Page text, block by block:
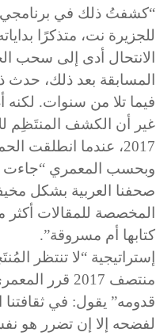
“كشفتُ ذلك في برنامجي
للجزيرة نت، متذكرًا
الانتحال أدى إلى سحب
المسابقة بعد ذلك،
فيما تلا من سنوات.
غير أن الكشف المنتَظِم
2017، عندما انطلقت الحملة في فيسبوك وتويتر.
وبحسب المعمري “جاءت
صحفنا العربية بشكل
المخصصة للمقالات أكثر
كتابها أم مسروقة”.
إستراتيجية “لا تنتظر
منتصف 2017
قدومه” يقول: في ثقافتنا
لفضحه إلا إن تضرر